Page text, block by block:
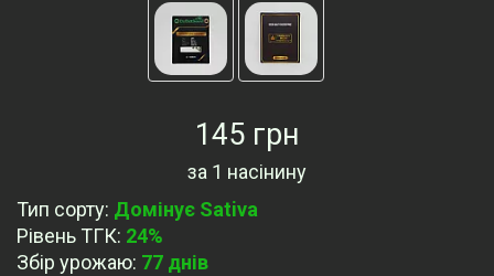
145 грн
за 1 насінину
Тип сорту: Домінує Sativa
Рівень ТГК: 24%
Збір урожаю: 77 днів